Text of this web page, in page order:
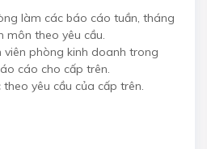
làm các báo cáo tuần, tháng
môn theo yêu cầu.
viên phòng kinh doanh trong
cáo cho cấp trên.
yêu cầu của cấp trên.